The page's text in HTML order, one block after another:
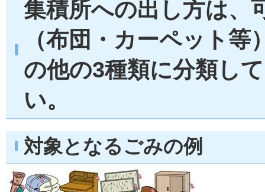
集積所への出し方は、
（布団・カーペット等
の他の3種類に分類し
い。
対象となるごみの例